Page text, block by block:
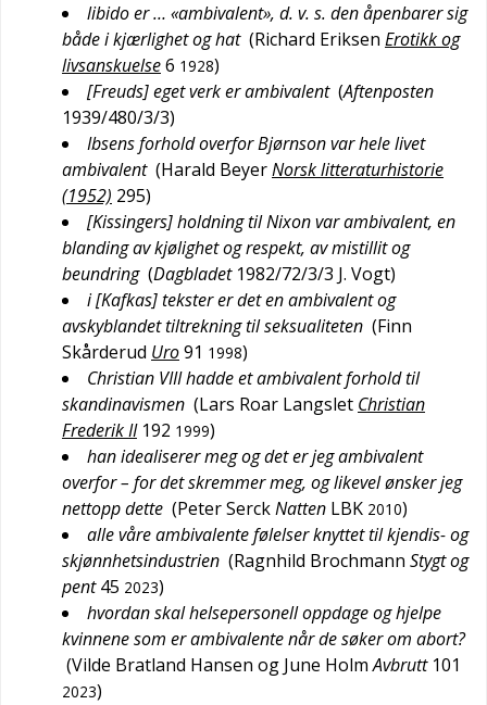
libido er … «ambivalent», d. v. s. den åpenbarer sig
både i kjærlighet og hat (Richard Eriksen Erotikk og
livsanskuelse6 1928)
[Freuds] eget verk er ambivalent (Aftenposten
1939/480/3/3)
Ibsens forhold overfor Bjørnson var hele livet
ambivalent (Harald BeyerNorsk litteraturhistorie
(1952) 295)
[Kissingers] holdning til Nixon var ambivalent, en
blanding av kjølighet og respekt, av mistillit og
beundring (Dagbladet 1982/72/3/3 J. Vogt)
i [Kafkas] tekster er det en ambivalent og
avskyblandet tiltrekning til seksualiteten (Finn
Skårderud Uro91 1998)
Christian VIII hadde et ambivalent forhold til
skandinavismen (Lars Roar Langslet Christian
Frederik II 192 1999)
han idealiserer meg og det er jeg ambivalent
overfor – for det skremmer meg, og likevel ønsker jeg
nettopp dette (Peter SerckNatten LBK 2010)
alle våre ambivalente følelser knyttet til kjendis- og
skjønnhetsindustrien (Ragnhild Brochmann Stygt og
pent 45 2023)
hvordan skal helsepersonell oppdage og hjelpe
kvinnene som er ambivalente når de søker om abort?
(Vilde Bratland Hansen og June Holm Avbrutt 101
2023)